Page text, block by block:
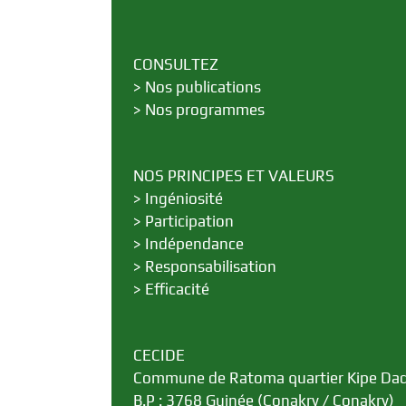
CONSULTEZ
> Nos publications
> Nos programmes
NOS PRINCIPES ET VALEURS
> Ingéniosité
> Participation
> Indépendance
> Responsabilisation
> Efficacité
CECIDE
Commune de Ratoma quartier Kipe
B.P : 3768 Guinée (Conakry / Conakry)